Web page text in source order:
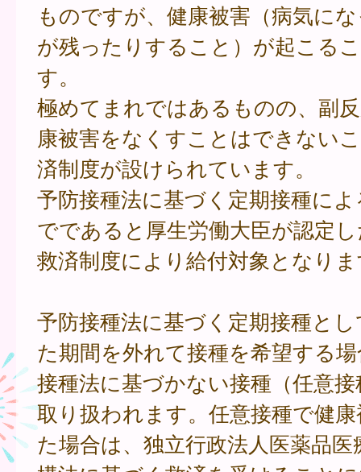
ものですが、健康被害（病気に
が残ったりすること）が起こる
す。
極めてまれではあるものの、副
康被害をなくすことはできない
済制度が設けられています。
予防接種法に基づく定期接種に
でであると厚生労働大臣が認定
救済制度により給付対象となり
予防接種法に基づく定期接種と
た期間を外れて接種を希望する
接種法に基づかない接種（任意
取り扱われます。任意接種で健
た場合は、独立行政法人医薬品医